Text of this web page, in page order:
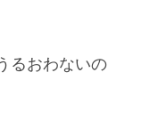
るおわないの